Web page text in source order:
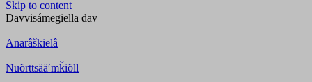
Skip to content
Davvisámegiella dav
Anarâškielâ
Nuõrttsääʹmǩiõll